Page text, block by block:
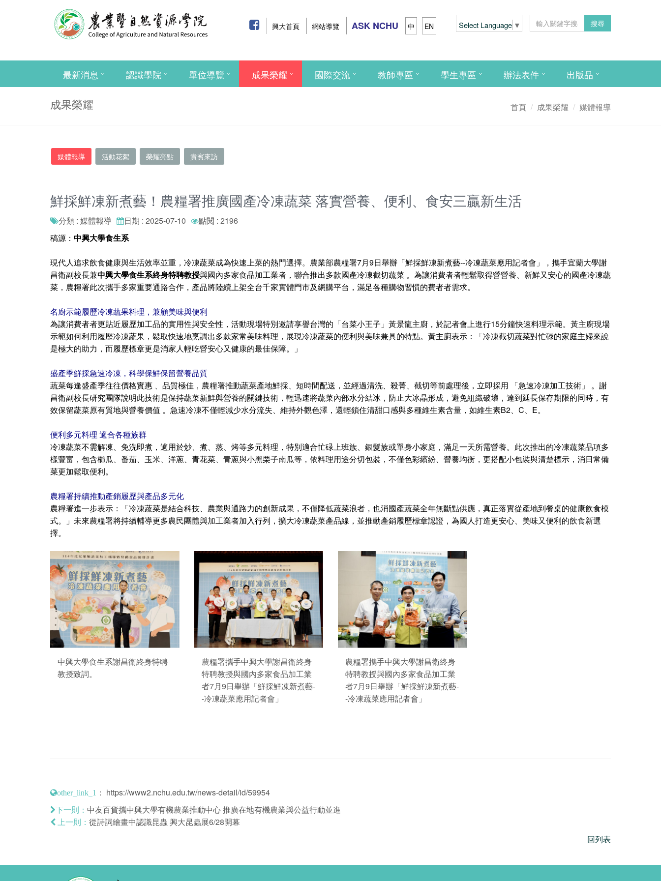
興大首頁 網站導覽 ASK NCHU 中 EN Select Language ▼ 搜尋
最新消息 認識學院 單位導覽 成果榮耀 國際交流 教師專區 學生專區 辦法表件 出版品
成果榮耀 首頁 成果榮耀 媒體報導
媒體報導 活動花絮 榮耀亮點 貴賓來訪
鮮採鮮凍新煮藝！農糧署推廣國產冷凍蔬菜 落實營養、便利、食安三贏新生活
分類 : 媒體報導 日期 : 2025-07-10
點閱 : 2196
稿源： 中興大學食生系
現代人追求飲食健康與生活效率並重，冷凍蔬菜成為快速上菜的熱門選擇。農業部農糧署7月9日舉辦「鮮採鮮凍新煮藝--冷凍蔬菜應用記者會」，攜手宜蘭大學謝
昌衛副校長兼中興大學食生系終身特聘教授與國內多家食品加工業者，聯合推出多款國產冷凍截切蔬菜 。為讓消費者者輕鬆取得營營養、新鮮又安心的國產冷凍蔬
菜，農糧署此次攜手多家重要通路合作，產品將陸續上架全台千家實體門市及網購平台，滿足各種購物習慣的費者者需求。
名廚示範履歷冷凍蔬果料理，兼顧美味與便利
為讓消費者者更貼近履歷加工品的實用性與安全性，活動現場特別邀請享譽台灣的「台菜小王子」黃景龍主廚，於記者會上進行15分鐘快速料理示範。黃主廚現場
示範如何利用履歷冷凍蔬果，鬆取快速地烹調出多款家常美味料理，展現冷凍蔬菜的便利與美味兼具的特點。黃主廚表示：「冷凍截切蔬菜對忙碌的家庭主婦來說
是極大的助力，而履歷標章更是消家人輕吃營安心又健康的最佳保障。」
盛產季鮮採急速冷凍，科學保鮮保留營養品質
蔬菜每逢盛產季往往價格實惠 、品質極佳，農糧署推動蔬菜產地鮮採、短時間配送，並經過清洗、殺菁、截切等前處理後，立即採用 「急速冷凍加工技術」 。謝
昌衛副校長研究團隊說明此技術是保持蔬菜新鮮與營養的關鍵技術，輕迅速將蔬菜內部水分結冰，防止大冰晶形成，避免組織破壞，達到延長保存期限的同時，有
效保留蔬菜原有質地與營養價值 。急速冷凍不僅輕減少水分流失、維持外觀色澤，還輕鎖住清甜口感與多種維生素含量，如維生素B2、C、E。
便利多元料理 適合各種族群
冷凍蔬菜不需解凍、免洗即煮，適用於炒、煮、蒸、烤等多元料理，特別適合忙碌上班族、銀髮族或單身小家庭，滿足一天所需營養。此次推出的冷凍蔬菜品項多
樣豐富，包含櫛瓜、番茄、玉米、洋蔥、青花菜、青蔥與小黑栗子南瓜等，依料理用途分切包裝，不僅色彩繽紛、營養均衡，更搭配小包裝與清楚標示，消日常備
菜更加鬆取便利。
農糧署持續推動產銷履歷與產品多元化
農糧署進一步表示：「冷凍蔬菜是結合科技、農業與通路力的創新成果，不僅降低蔬菜浪者，也消國產蔬菜全年無斷點供應，真正落實從產地到餐桌的健康飲食模
式。」未來農糧署將持續輔導更多農民團體與加工業者加入行列，擴大冷凍蔬菜產品線，並推動產銷履歷標章認證，為國人打造更安心、美味又便利的飲食新選
擇。
中興大學食生系謝昌衛終身特聘
教授致詞。
農糧署攜手中興大學謝昌衛終身
特聘教授與國內多家食品加工業
者7月9日舉辦「鮮採鮮凍新煮藝-
-冷凍蔬菜應用記者會」
農糧署攜手中興大學謝昌衛終身
特聘教授與國內多家食品加工業
者7月9日舉辦「鮮採鮮凍新煮藝-
-冷凍蔬菜應用記者會」
other_link_1 ： https://www2.nchu.edu.tw/news-detail/id/59954
下一則： 中友百貨攜中興大學有機農業推動中心 推廣在地有機農業與公益行動並進
上一則： 從詩詞繪畫中認識昆蟲 興大昆蟲展6/28開幕
回列表